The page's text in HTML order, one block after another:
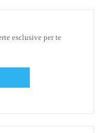
esclusive per te